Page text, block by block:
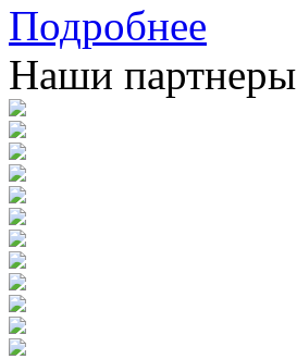
Подробнее
Наши партнеры